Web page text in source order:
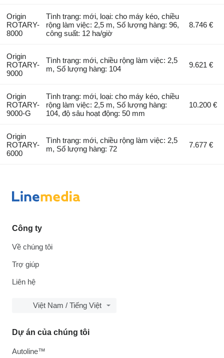
Origin
ROTARY-
8000
Tình trạng: mới, loại: cho máy kéo, chiều
rộng làm việc: 2,5 m, Số lượng hàng: 96,
công suất: 12 ha/giờ
8.746 €
Origin
ROTARY-
9000
Tình trạng: mới, chiều rộng làm việc: 2,5
m, Số lượng hàng: 104
9.621 €
Origin
ROTARY-
9000-G
Tình trạng: mới, loại: cho máy kéo, chiều
rộng làm việc: 2,5 m, Số lượng hàng:
104, độ sâu hoạt động: 50 mm
10.200 €
Origin
ROTARY-
6000
Tình trạng: mới, chiều rộng làm việc: 2,5
m, Số lượng hàng: 72
7.677 €
Công ty
Về chúng tôi
Trợ giúp
Liên hệ
Việt Nam / Tiếng Việt
Dự án của chúng tôi
Autoline™